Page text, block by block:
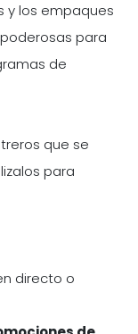
y los empaques
para
de
que se
para
directo o